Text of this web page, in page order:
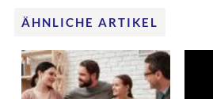
ÄHNLICHE ARTIKEL